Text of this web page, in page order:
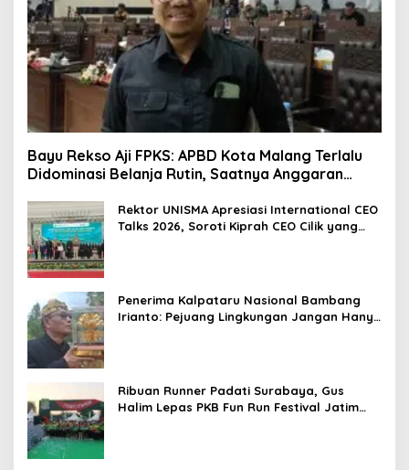
Bayu Rekso Aji FPKS: APBD Kota Malang Terlalu
Didominasi Belanja Rutin, Saatnya Anggaran
Rektor UNISMA Apresiasi International CEO
Talks 2026, Soroti Kiprah CEO Cilik yang
Penerima Kalpataru Nasional Bambang
Irianto: Pejuang Lingkungan Jangan Hanya
Ribuan Runner Padati Surabaya, Gus
Halim Lepas PKB Fun Run Festival Jatim